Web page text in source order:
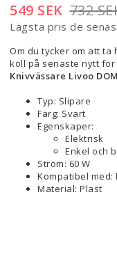
732
549 SEK
Lägsta pris de
Om du tycker om att ta
koll på senaste nytt
Knivvässare Livoo
Typ: Slipare
Färg: Svart
Egenskaper:
Elektrisk
Enkel och
Ström: 60 W
Kompatibel
Material: Plast